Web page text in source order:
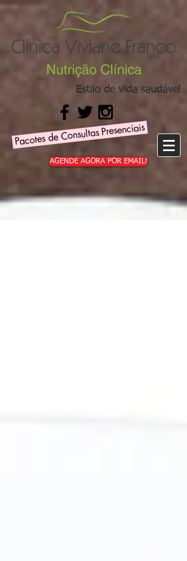
Estilo de vida saudável
Pacotes de Consultas Presenciais
AGENDE AGORA POR EMAIL!